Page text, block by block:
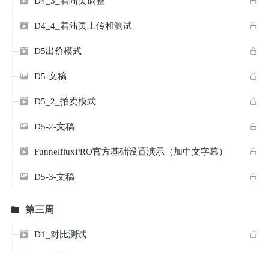

 D4_4_着陆页上传和测试

 D5出价模式

 D5-文稿

 D5_2_拍卖模式

 D5-2-文稿

 FunnelfluxPRO官方基础设置演示（加中文字幕）

 D5-3-文稿
 第三周

 D1_对比测试